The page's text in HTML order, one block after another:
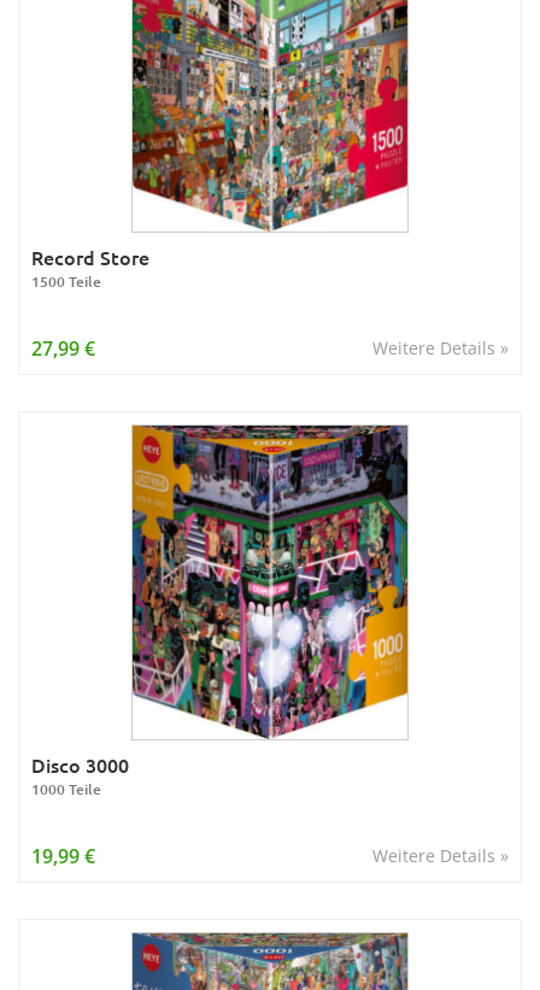
Record Store
1500 Teile
Weitere Details »
27,99 €
Disco 3000
1000 Teile
Weitere Details »
19,99 €